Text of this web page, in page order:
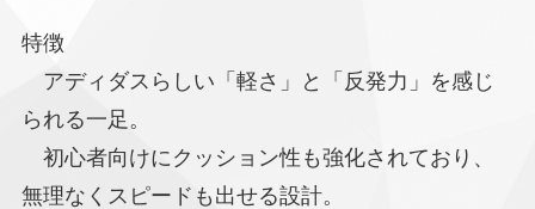
特徴
アディダスらしい「軽さ」と「反発力」を感じ
られる一足。
初心者向けにクッション性も強化されており、
無理なくスピードも出せる設計。